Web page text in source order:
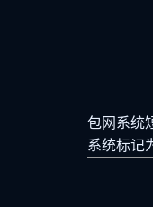
包网系统
系统标记